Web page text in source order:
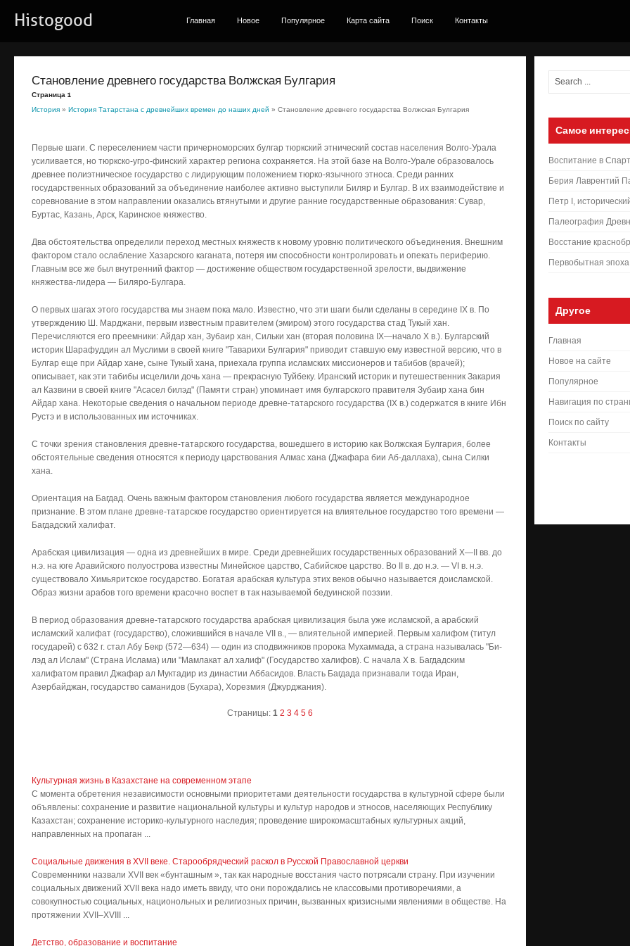
Histogood Главная Новое Популярное Карта сайта Поиск Контакты
Становление древнего государства Волжская Булгария
Страница 1
История » История Татарстана с древнейших времен до наших дней » Становление древнего государства Волжская Булгария
Первые шаги. С переселением части причерноморских булгар тюркский этнический состав населения Волго-Урала
усиливается, но тюркско-угро-финский характер региона сохраняется. На этой базе на Волго-Урале образовалось
древнее полиэтническое государство с лидирующим положением тюрко-язычного этноса. Среди ранних
государственных образований за объединение наиболее активно выступили Биляр и Булгар. В их взаимодействие и
соревнование в этом направлении оказались втянутыми и другие ранние государственные образования: Сувар,
Буртас, Казань, Арск, Каринское княжество.
Два обстоятельства определили переход местных княжеств к новому уровню политического объединения. Внешним
фактором стало ослабление Хазарского каганата, потеря им способности контролировать и опекать периферию.
Главным все же был внутренний фактор — достижение обществом государственной зрелости, выдвижение
княжества-лидера — Биляро-Булгара.
О первых шагах этого государства мы знаем пока мало. Известно, что эти шаги были сделаны в середине IX в. По
утверждению Ш. Марджани, первым известным правителем (эмиром) этого государства стад Тукый хан.
Перечисляются его преемники: Айдар хан, Зубаир хан, Сильки хан (вторая половина IX—начало X в.). Булгарский
историк Шарафуддин ал Муслими в своей книге "Таварихи Булгария" приводит ставшую ему известной версию, что в
Булгар еще при Айдар хане, сыне Тукый хана, приехала группа исламских миссионеров и табибов (врачей);
описывает, как эти табибы исцелили дочь хана — прекрасную Туйбеку. Иранский историк и путешественник Закария
ал Казвини в своей книге "Асасел билэд" (Памяти стран) упоминает имя булгарского правителя Зубаир хана бин
Айдар хана. Некоторые сведения о начальном периоде древне-татарского государства (IX в.) содержатся в книге Ибн
Рустэ и в использованных им источниках.
С точки зрения становления древне-татарского государства, вошедшего в историю как Волжская Булгария, более
обстоятельные сведения относятся к периоду царствования Алмас хана (Джафара бии Аб-даллаха), сына Силки
хана.
Ориентация на Багдад. Очень важным фактором становления любого государства является международное
признание. В этом плане древне-татарское государство ориентируется на влиятельное государство того времени —
Багдадский халифат.
Арабская цивилизация — одна из древнейших в мире. Среди древнейших государственных образований X—II вв. до
н.э. на юге Аравийского полуострова известны Минейское царство, Сабийское царство. Во II в. до н.э. — VI в. н.э.
существовало Химьяритское государство. Богатая арабская культура этих веков обычно называется доисламской.
Образ жизни арабов того времени красочно воспет в так называемой бедуинской поэзии.
В период образования древне-татарского государства арабская цивилизация была уже исламской, а арабский
исламский халифат (государство), сложившийся в начале VII в., — влиятельной империей. Первым халифом (титул
государей) с 632 г. стал Абу Бекр (572—634) — один из сподвижников пророка Мухаммада, а страна называлась "Би-
лэд ал Ислам" (Страна Ислама) или "Мамлакат ал халиф" (Государство халифов). С начала X в. Багдадским
халифатом правил Джафар ал Муктадир из династии Аббасидов. Власть Багдада признавали тогда Иран,
Азербайджан, государство саманидов (Бухара), Хорезмия (Джурджания).
Страницы: 1 2 3 4 5 6
Культурная жизнь в Казахстане на современном этапе
С момента обретения независимости основными приоритетами деятельности государства в культурной сфере были
объявлены: сохранение и развитие национальной культуры и культур народов и этносов, населяющих Республику
Казахстан; сохранение историко-культурного наследия; проведение широкомасштабных культурных акций,
направленных на пропаган ...
Социальные движения в XVII веке. Старообрядческий раскол в Русской Православной церкви
Современники назвали XVII век «бунташным », так как народные восстания часто потрясали страну. При изучении
социальных движений XVII века надо иметь ввиду, что они порождались не классовыми противоречиями, а
совокупностью социальных, национольных и религиозных причин, вызванных кризисными явлениями в обществе. На
протяжении XVII–XVIII ...
Детство, образование и воспитание
Самое
Воспитание в
Берия Лаврентий
Петр I,
Палеография
Восстание
Первобытная
Другое
Главная
Новое на сайте
Популярное
Навигация по
Поиск по сайту
Контакты